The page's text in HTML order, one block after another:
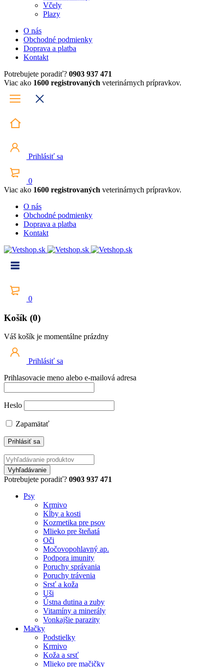
Včely
Plazy
O nás
Obchodné podmienky
Doprava a platba
Kontakt
Potrebujete poradiť? 0903 937 471
Viac ako 1600 registrovaných veterinárnych prípravkov.
Prihlásiť sa
0
Viac ako 1600 registrovaných veterinárnych prípravkov.
O nás
Obchodné podmienky
Doprava a platba
Kontakt
0
Košík (0)
Váš košík je momentálne prázdny
Prihlásiť sa
Prihlasovacie meno alebo e-mailová adresa
Heslo
Zapamätať
Potrebujete poradiť? 0903 937 471
Psy
Krmivo
Kĺby a kosti
Kozmetika pre psov
Mlieko pre šteňatá
Oči
Močovopohlavný ap.
Podpora imunity
Poruchy správania
Poruchy trávenia
Srsť a koža
Uši
Ústna dutina a zuby
Vitamíny a minerály
Vonkajšie parazity
Mačky
Podstielky
Krmivo
Koža a srsť
Mlieko pre mačičky